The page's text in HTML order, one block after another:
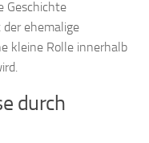
Geschichte
ehemalige
kleine Rolle innerhalb
durch